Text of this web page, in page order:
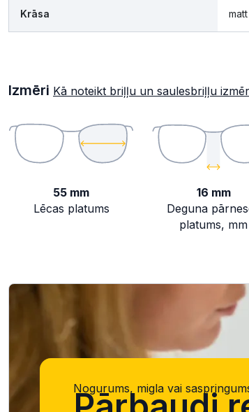
Krāsa
Izmēri Kā noteikt briļļu un saulesbriļļu
55 mm
Lēcas platums
16 mm
Deguna
platums, mm
Nogurums, migla vai